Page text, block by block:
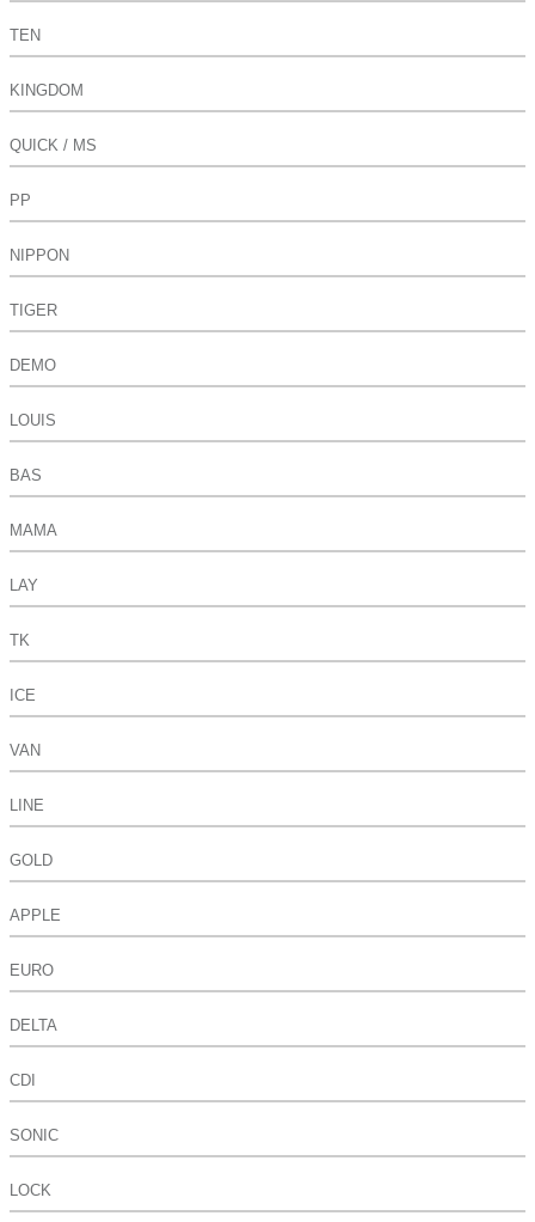
TEN
KINGDOM
QUICK / MS
PP
NIPPON
TIGER
DEMO
LOUIS
BAS
MAMA
LAY
TK
ICE
VAN
LINE
GOLD
APPLE
EURO
DELTA
CDI
SONIC
LOCK